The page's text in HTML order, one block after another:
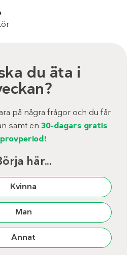
du äta i
på några frågor och du får
samt en 30-dagars gratis
provperiod!
här...
Kvinna
Man
Annat